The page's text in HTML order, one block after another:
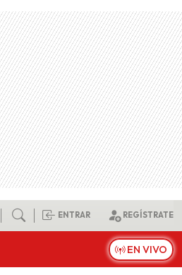
ENTRAR REGÍSTRATE
EN VIVO